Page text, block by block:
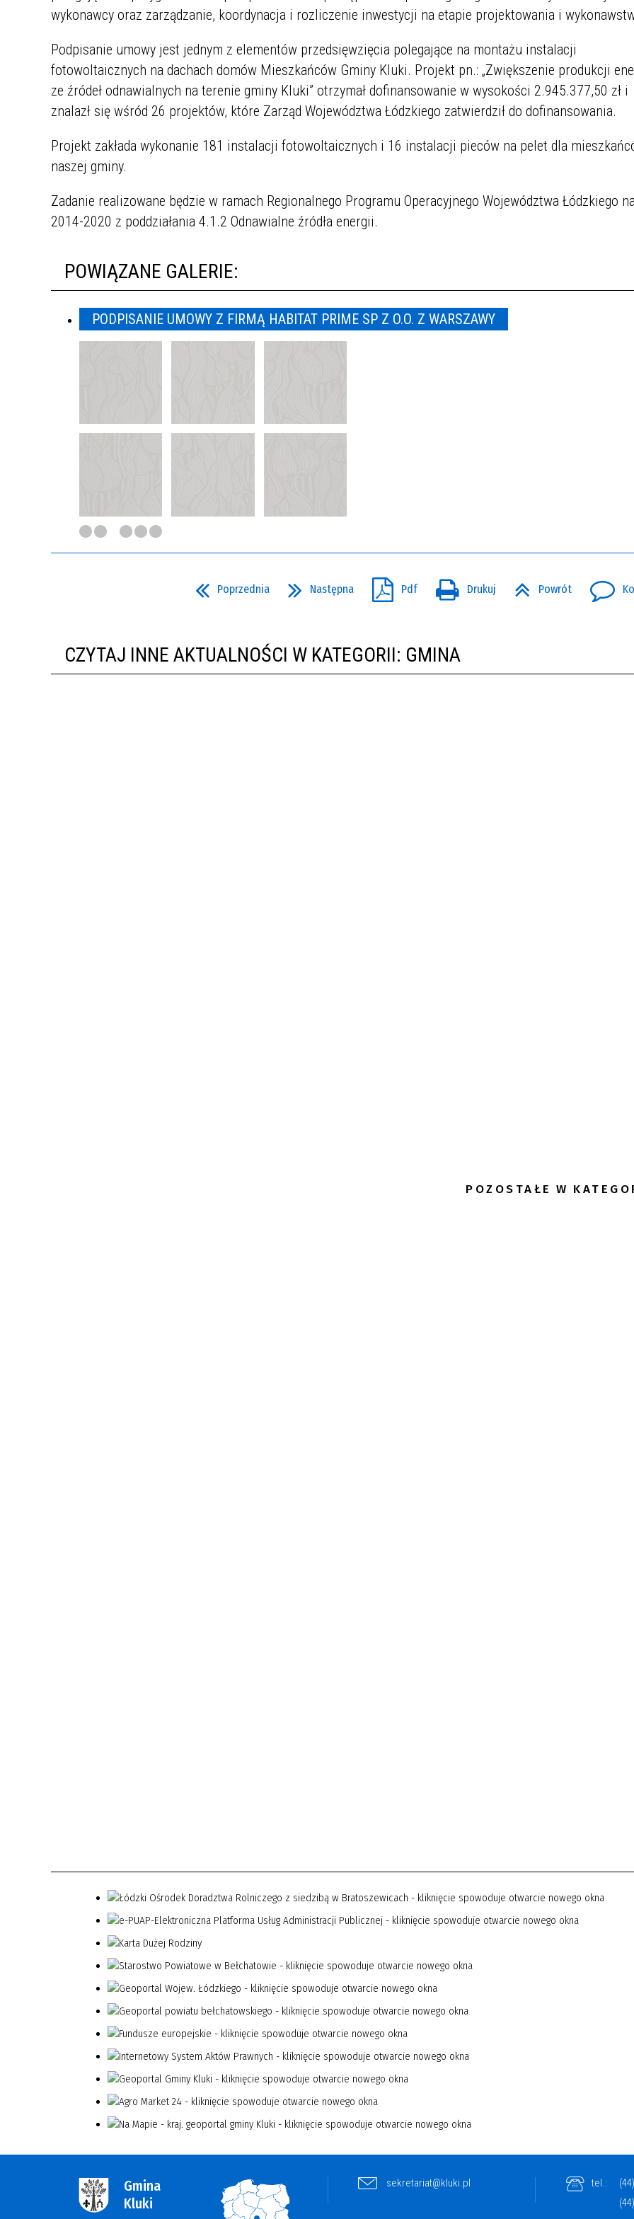
PROGRAMY realizowane przez
gminę Kluki
Oferta inwestycyjna
Zagospodarowanie przestrzenne
Konsultacje społeczne w sprawie
uchwalenia "Programu opieki nad
zwierzętami bezdomnymi oraz
zapobiegania bezdomności
zwierząt na terenie Gminy Kluki w
2022 roku"
"Wieści z Kluk"- czasopismo
samorządowe gminy Kluki
URZĄD SKARBOWY
Jodek potasu
Przerwy w dostawach energii w
Gminie Kluki
Gminny Ośrodek Pomocy
Społecznej
Placówki zdrowia
Karta Dużej Rodziny
Gminna Komisja Rozwiązywania
Problemów Alkoholowych
osobistego
Ewidencja Ludności
Podatki
Środowisko
Gospodarka komunalna
Oszacowanie szkód w uprawach
rolnych
Budownictwo
wykonawcy oraz zarządzanie, koordynacja i rozliczenie inwestycji na etapie projektowania i
Podpisanie umowy jest jednym z elementów przedsięwzięcia polegające na montażu instalacji
fotowoltaicznych na dachach domów Mieszkańców Gminy Kluki. Projekt pn.: „Zwiększenie produkcji
ze źródeł odnawialnych na terenie gminy Kluki” otrzymał dofinansowanie w wysokości 2.945.377,50 zł i
znalazł się wśród 26 projektów, które Zarząd Województwa Łódzkiego zatwierdził do dofinansowania.
Projekt zakłada wykonanie 181 instalacji fotowoltaicznych i 16 instalacji pieców na pelet dla
naszej gminy.
Zadanie realizowane będzie w ramach Regionalnego Programu Operacyjnego Województwa Łódzkiego
2014-2020 z poddziałania 4.1.2 Odnawialne źródła energii.
POWIĄZANE GALERIE:
PODPISANIE UMOWY Z FIRMĄ HABITAT PRIME SP Z O.O. Z WARSZAWY
Poprzednia Następna Pdf Drukuj Powrót
CZYTAJ INNE AKTUALNOŚCI W KATEGORII: GMINA
POZOSTAŁE W
Gmina
Kluki
sekretariat@kluki.pl tel.: